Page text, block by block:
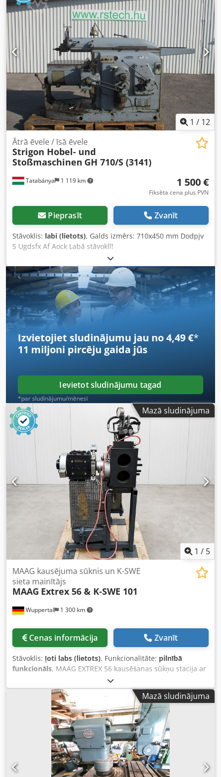
platums 78, - garums 187. Norādītā cena ir neto cena.
RUNĀJAM ANGĻU, VĀCU, FRANČU, KRIEŠU UN UKRAIŅU
VALODĀ. Mūsu noliktavās ir liels daudzums dažādu veidu
maizes cepeškrāsņu: plaukšķu cepeškrāsnis, rotējošās
cepeškrāsnis, gāzes, eļļas un elektriskās cepeškrāsnis no
dažādiem ražotājiem. Piedāvājam arī citas iekārtas maizes
ceptuvēm, tostarp līnijas cepumu un maizes ražošanai. Ja
vēlaties apskatīt mūsu pilnu un aktuālo piedāvājumu,
apmeklējiet mūsu Bakeres profilu.
1 / 12
Tatabánya 1 119 km
Ātrā ēvele / īsā ēvele
Strigon Hobel- und
Stoßmaschinen GH 710/S (3141)
1 500 €
Fiksēta cena plus PVN
Pieprasīt Zvanīt
Stāvoklis: labi (lietots), Galds izmērs: 710x450 mm Dodpjv
S Ugdsfx Af Aock Labā stāvoklī!
Izvietojiet sludinājumu jau no 4,49 €*
11 miljoni pircēju gaida jūs
Ievietot sludinājumu tagad
*par sludinājumu/mēnesī
Mazā sludinājuma
1 / 5
Wuppertal 1 300 km
MAAG kausējuma sūknis un K-SWE
sieta mainītājs
MAAG Extrex 56 & K-SWE 101
Cenas informācija Zvanīt
Stāvoklis: ļoti labs (lietots), Funkcionalitāte: pilnībā
funkcionāls, MAAG EXTREX 56 kausēšanas sūkņu stacija ar
Kreyenborg K-SWE 101 sieta maiņierīci Pilnībā samontēta
kausēšanas sūkņu stacija, kas sastāv no MAAG EXTREX 56
kausēšanas sūkņa un Kreyenborg K-SWE 101 divvirzuļu
sieta maiņierīces. Iekārta ir jau mehāniski pielāgota,
montēta uz kopēja pamatrāmja un ir nekavējoties gatava
lietošanai. Dodpfx Aszpw Sasf Aock Piegādes
komplektācija: * MAAG EXTREX 56 kausēšanas sūknis *
Piedziņas bloks, ieskaitot pārnesumkārbu, kardāna vārpstu
un motoru * Pilnīga kausēšanas sūkņa apkures sistēma *
Kreyenborg K-SWE 101 divvirzuļu sieta maiņierīce *
Mazā sludinājuma